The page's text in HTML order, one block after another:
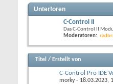
Unterforen
C-Control II
Das C-Control II
Moderatoren:
Titel / Erstellt von
C-Control Pro IDE
morky- 18.03.2023,